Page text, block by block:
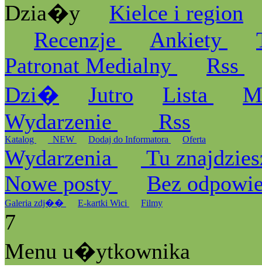
Dzia�y
Kielce i region
Recenzje
Ankiety
Patronat Medialny
Rss
Dzi�
Jutro Lista
Wydarzenie
Rss
Katalog _NEW Dodaj do Informatora Oferta
Wydarzenia
Tu
Nowe posty
Bez
Galeria zdj�� E-kartki Wici Filmy
7
Menu u�ytkownika